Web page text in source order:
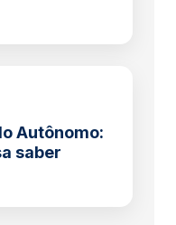
Autônomo:
saber